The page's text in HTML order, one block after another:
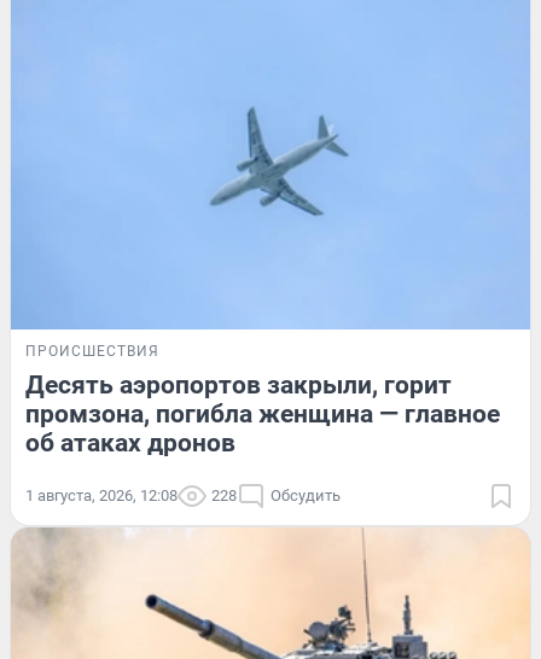
ПРОИСШЕСТВИЯ
Десять аэропортов закрыли, горит
промзона, погибла женщина — главное
об атаках дронов
1 августа, 2026, 12:08 228 Обсудить